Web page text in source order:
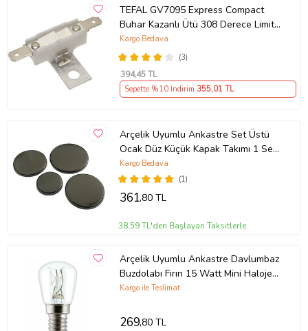
TEFAL GV7095 Express Compact
Buhar Kazanlı Ütü 308 Derece Limit
Termik Termostat Uyumlu
(3)
Kargo Bedava
394,45 TL
Sepette %10 İndirim 355,01 TL
Arçelik Uyumlu Ankastre Set Üstü
Ocak Düz Küçük Kapak Takımı 1 Set
(Gri)
(1)
Kargo Bedava
361,80 TL
38,59 TL'den Başlayan Taksitlerle
Arçelik Uyumlu Ankastre Davlumbaz
Buzdolabı Fırın 15 Watt Mini Halojen
Ampül 1 Adet
Kargo ile Teslimat
269,80 TL